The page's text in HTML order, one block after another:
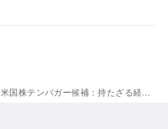
米国株テンバガー候補：持たざる経営で急成長(ZIM Integrated Shipping Services Ltd.)